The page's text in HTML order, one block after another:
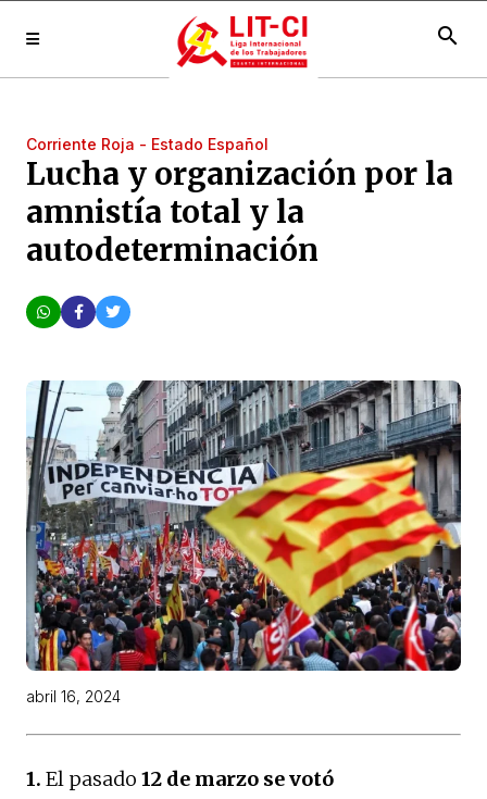
search
Corriente Roja - Estado Español
Lucha y organización por la
amnistía total y la
autodeterminación
abril 16, 2024
1. El pasado 12 de marzo se votó